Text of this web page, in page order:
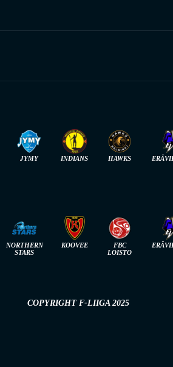
JYMY INDIANS HAWKS
NORTHERN
STARS
KOOVEE
FBC
LOISTO
COPYRIGHT F-LIIGA 2025